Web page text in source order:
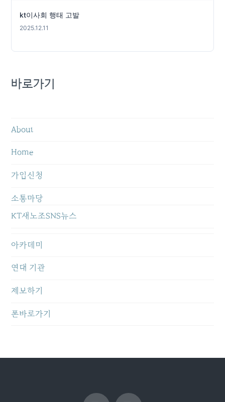
kt이사회 행태 고발
2025.12.11
바로가기
About
Home
가입신청
소통마당
KT새노조SNS뉴스
아카데미
연대 기관
제보하기
폰바로가기